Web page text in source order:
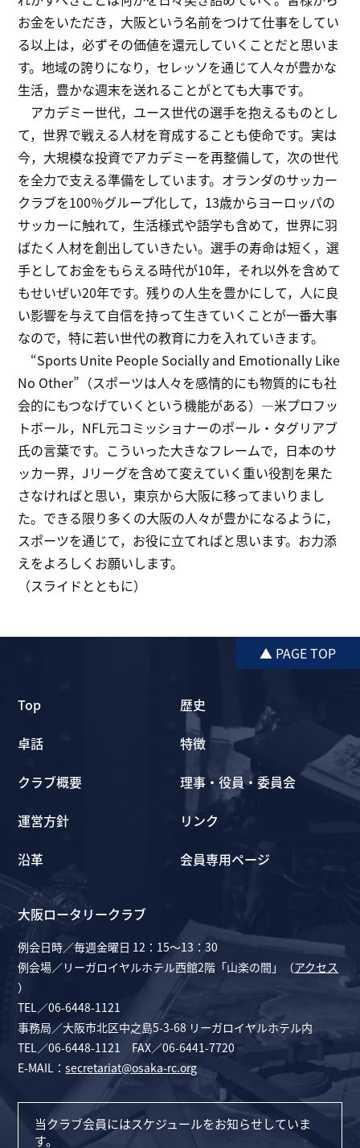
お金をいただき，大阪という名前をつけて仕事をしてい
る以上は，必ずその価値を還元していくことだと思いま
す。地域の誇りになり，セレッソを通じて人々が豊かな
生活，豊かな週末を送れることがとても大事です。
アカデミー世代，ユース世代の選手を抱えるものとし
て，世界で戦える人材を育成することも使命です。実は
今，大規模な投資でアカデミーを再整備して，次の世代
を全力で支える準備をしています。オランダのサッカー
クラブを100％グループ化して，13歳からヨーロッパの
サッカーに触れて，生活様式や語学も含めて，世界に羽
ばたく人材を創出していきたい。選手の寿命は短く，選
手としてお金をもらえる時代が10年，それ以外を含めて
もせいぜい20年です。残りの人生を豊かにして，人に良
い影響を与えて自信を持って生きていくことが一番大事
なので，特に若い世代の教育に力を入れていきます。
“Sports Unite People Socially and Emotionally Like
No Other”（スポーツは人々を感情的にも物質的にも社
会的にもつなげていくという機能がある）―米プロフッ
トボール，NFL元コミッショナーのポール・タグリアブ
氏の言葉です。こういった大きなフレームで，日本のサ
ッカー界，Jリーグを含めて変えていく重い役割を果た
さなければと思い，東京から大阪に移ってまいりまし
た。できる限り多くの大阪の人々が豊かになるように，
スポーツを通じて，お役に立てればと思います。お力添
えをよろしくお願いします。
（スライドとともに）
▲ PAGE TOP
Top
卓話
クラブ概要
運営方針
沿革
歴史
特徴
理事・役員・委員会
リンク
会員専用ページ
大阪ロータリークラブ
例会日時／毎週金曜日 12：15～13：30
例会場／リーガロイヤルホテル西館2階「山楽の間」（アクセス
）
TEL／06-6448-1121
事務局／大阪市北区中之島5-3-68 リーガロイヤルホテル内
TEL／06-6448-1121 FAX／06-6441-7720
E-MAIL：secretariat@osaka-rc.org
当クラブ会員にはスケジュールをお知らせしていま
す。